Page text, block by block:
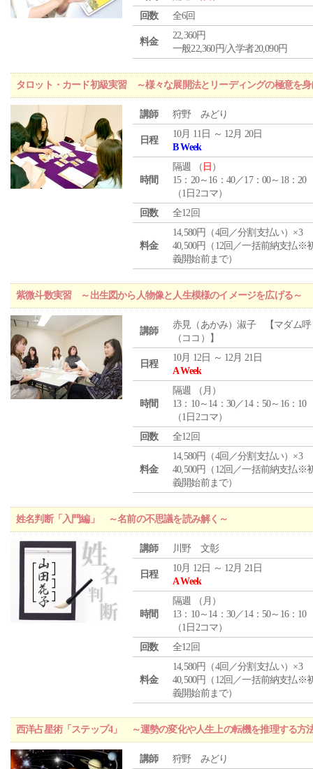
回数
全6回
料金
22,360円
一般22,360円/入学者20,090円
タロット・カード初級実習 ～様々な展開法とリーディングの極意を身
講師 狩野 みどり
日程
10月 11日 ～ 12月 20日
B Week
時間
隔週 （ 日 ）
15：20～16：40／17：00～18：20
（1日2コマ）
回数
全12回
料金
14,580円（4回／分割支払い）×3
40,500円（12回／一括前納支払※
義開始前まで）
紫微斗数実習 ～出生図から人物像と人生模様のイメージを広げる～
講師
赤見（あかみ）淑子 【マダム呼
（ココ）】
日程
10月 12日 ～ 12月 21日
A Week
時間
隔週 （ 月 ）
13：10～14：30／14：50～16：10
（1日2コマ）
回数
全12回
料金
14,580円（4回／分割支払い）×3
40,500円（12回／一括前納支払※
義開始前まで）
姓名判断「入門編」 ～名前の不思議を読み解く～
講師 川野 文彰
日程
10月 12日 ～ 12月 21日
A Week
時間
隔週 （ 月 ）
13：10～14：30／14：50～16：10
（1日2コマ）
回数
全12回
料金
14,580円（4回／分割支払い）×3
40,500円（12回／一括前納支払※
義開始前まで）
西洋占星術「ステップ4」 ～運勢の変化や人生上の転機を推理する方
講師 狩野 みどり